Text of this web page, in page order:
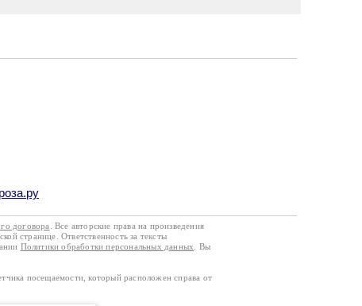
договора
. Все авторские права на произведения
странице. Ответственность за тексты
Политики обработки персональных данных
. Вы
посещаемости, который расположен справа от